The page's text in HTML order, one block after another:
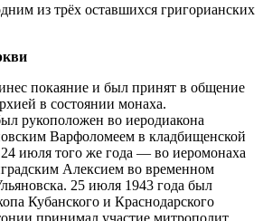
из трёх оставшихся григорианских
покаяние и был принят в общение
в состоянии монаха.
рукоположен во иеродиакона
Варфоломеем в кладбищенской
июля того же года — во иеромонаха
Алексием во временном
25 июля 1943 года был
Кубанского и Краснодарского
принимал участие митрополит